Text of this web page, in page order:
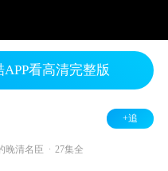
看高清完整版
+追
晚清名臣 27集全